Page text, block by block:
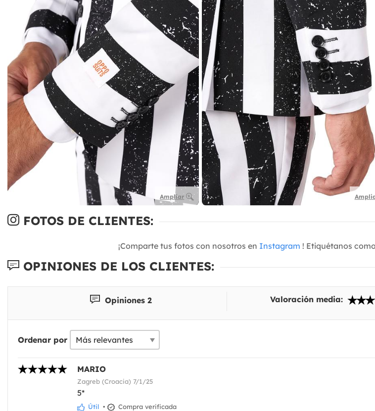
Ampliar
FOTOS DE CLIENTES:
¡Comparte tus fotos con nosotros en Instagram ! Etiquétanos
OPINIONES DE LOS CLIENTES:
Opiniones 2 Valoración media:
Ordenar por
MARIO
Zagreb (Croacia) 7/1/25
5*
Útil • Compra verificada